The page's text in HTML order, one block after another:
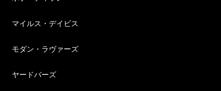
マイルス・デイビス
モダン・ラヴァーズ
ヤードバーズ